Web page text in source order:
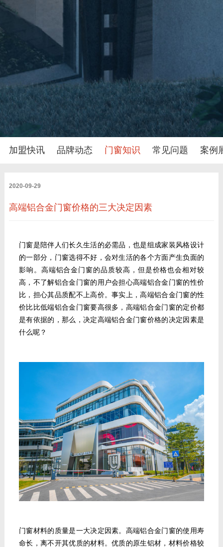
加盟快讯 品牌动态 门窗知识 常见问题 案例
2020-09-29
高端铝合金门窗价格的三大决定因素
门窗是陪伴人们长久生活的必需品，也是组成家装风格设计
的一部分，门窗选得不好，会对生活的各个方面产生负面的
影响。高端铝合金门窗的品质较高，但是价格也会相对较
高，不了解铝合金门窗的用户会担心高端铝合金门窗的性价
比，担心其品质配不上高价。事实上，高端铝合金门窗的性
价比比低端铝合金门窗要高很多，高端铝合金门窗的定价都
是有依据的，那么，决定高端铝合金门窗价格的决定因素是
什么呢？
门窗材料的质量是一大决定因素。高端铝合金门窗的使用寿
命长，离不开其优质的材料。优质的原生铝材，材料价格较